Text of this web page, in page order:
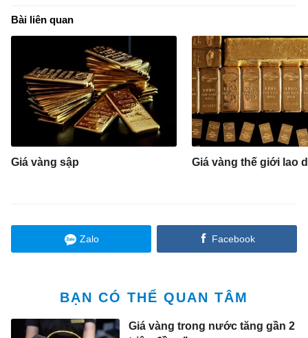
Bài liên quan
Giá vàng sập Giá vàng thế giới lao
Zalo Facebook
BẠN CÓ THỂ QUAN TÂM
Giá vàng trong nước tăng gần 2